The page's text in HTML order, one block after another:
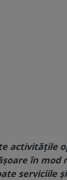
activităţile
în
serviciile